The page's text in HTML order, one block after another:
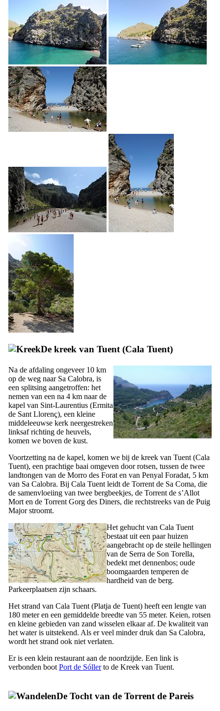
De kreek van Tuent (Cala Tuent)
Na de afdaling ongeveer 10 km
op de weg naar Sa Calobra, is
een splitsing aangetroffen: het
nemen van een na 4 km naar de
kapel van Sint-Laurentius (Ermita
de Sant Llorenç), een kleine
middeleeuwse kerk neergestreken
linksaf richting de heuvels,
komen we boven de kust.
Voortzetting na de kapel, komen we bij de kreek van Tuent (Cala
Tuent), een prachtige baai omgeven door rotsen, tussen de twee
landtongen van de Morro des Forat en van Penyal Foradat, 5 km
van Sa Calobra. Bij Cala Tuent leidt de Torrent de Sa Coma, die
de samenvloeiing van twee bergbeekjes, de Torrent de s’Allot
Mort en de Torrent Gorg des Diners, die rechtstreeks van de Puig
Majorstroomt.
Het gehucht van Cala Tuent
bestaat uit een paar huizen
aangebracht op de steile hellingen
van de Serra de Son Torella,
bedekt met dennenbos; oude
boomgaarden temperen de
hardheid van de berg.
Parkeerplaatsen zijn schaars.
Het strand van Cala Tuent (Platja de Tuent) heeft een lengte van
180 meter en een gemiddelde breedte van 55 meter. Keien, rotsen
en kleine gebieden van zand wisselen elkaar af. De kwaliteit van
het water is uitstekend. Als er veel minder druk dan Sa Calobra,
wordt het strand ook niet verlaten.
Er is een klein restaurant aan de noordzijde. Een link is
verbonden boot Port de Sóllerto de Kreek van Tuent.
De Tocht van de Torrent de Pareis